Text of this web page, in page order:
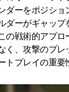
ダーをポジショ
ダーがギャップ
の戦術的アプロ
く、攻撃のプレ
トプレイの重要